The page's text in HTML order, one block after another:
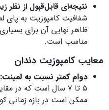
نتیجه‌ای قابل‌قبول از نظر
شفافیت کامپوزیت به پای
ظاهر نهایی آن برای
مناسب است.
معایب کامپوزیت دندان
دوام کمتر نسبت به لمینت:
۵ تا ۷ سال است که در
ممکن است در بازه زمانی